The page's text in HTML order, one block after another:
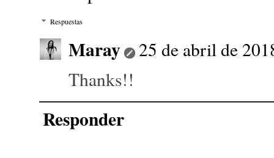
Respuestas
Maray
25 de abril de
Thanks!!
Responder